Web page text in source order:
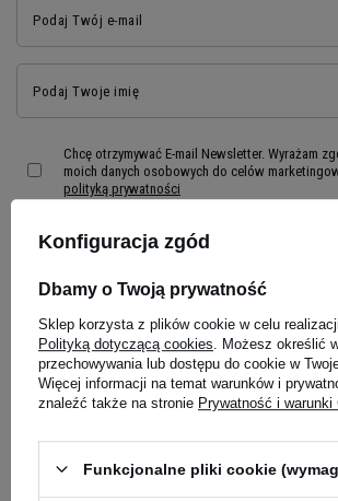
Podaj Twój e-mail
Podaj Twoje imię
Chcę otrzymywać E-mail Newsletter. Wyrażam
moich danych osobowych do celów
polityką prywatności
Wypisz się
Konfiguracja zgód
Dbamy o Twoją prywatność
Sklep korzysta z plików cookie w celu
Polityką dotyczącą cookies . Możesz określić
przechowywania lub dostępu do cookie w
Więcej informacji na temat warunków i
znaleźć także na stronie Prywatność i warunki
Funkcjonalne pliki cookie